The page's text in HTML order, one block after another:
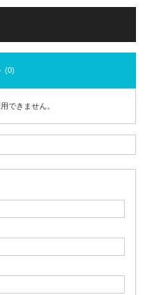
(0)
できません。